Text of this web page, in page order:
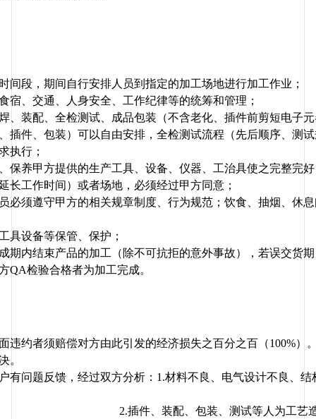
间段，期间自行安排人员到指定的加工场地进行加工作业；
宿、交通、人身安全、工作纪律等的统筹和管理；
、装配、全检测试、成品包装（不含老化、插件前剪短电子
插件、包装）可以自由安排，全检测试流程（先后顺序、测
执行；
保养甲方提供的生产工具、设备、仪器、工治具使之完整完
长工作时间）或者场地，必须经过甲方同意；
必须遵守甲方的相关规章制度、行为规范；饮食、抽烟、休
具设备等保管、保护；
期内结束产品的加工（除不可抗拒的意外事故），若误交货
QA检验合格者为加工完成。
违约者须赔偿对方由此引发的经济损失之百分之百（100%）
。
有问题反馈，经过双方分析：1.材料不良、电气设计不良、
2.插件、装配、包装、测试等人为工艺